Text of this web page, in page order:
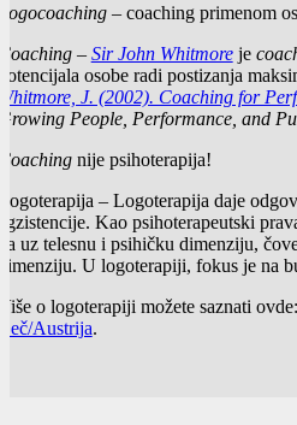
– coaching primenom
– Sir John Whitmoreje
osobe radi postizanja
J. (2002). Coaching for
People, Performance, and
nije psihoterapija!
– Logoterapija daje
Kao psihoterapeutski
uz telesnu i psihičku dimenziju,
U logoterapiji, fokus je na
o logoterapiji možete saznati ovde:
Austrija.